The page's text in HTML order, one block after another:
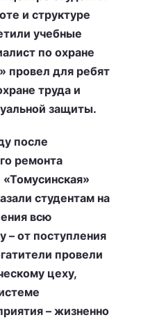
и структуре
учебные
по охране
провел для ребят
труда и
защиты.
после
ремонта
студентам на
всю
– от поступления
провели
цеху,
– жизненно